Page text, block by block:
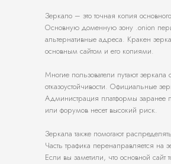
Зеркало – это точная копия
Основную доменную зону .onion
альтернативные адреса. Кракен
основным сайтом и его копиями.
Многие пользователи путают
отказоустойчивости. Официальные
Администрация платформы заранее
или форумов несет высокий риск.
Зеркала также помогают
Часть трафика перенаправляется на
Если вы заметили, что основной